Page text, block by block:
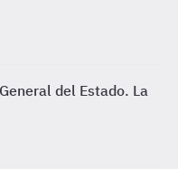
del Estado. La